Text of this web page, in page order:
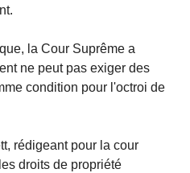
la Cour Suprême a
ne peut pas exiger des
condition pour l'octroi de
rédigeant pour la cour
droits de propriété